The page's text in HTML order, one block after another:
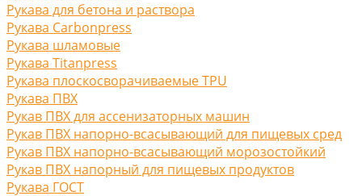
Рукава для бетона и раствора
Рукава Carbonpress
Рукава шламовые
Рукава Titanpress
Рукава плоскосворачиваемые TPU
Рукава ПВХ
Рукав ПВХ для ассенизаторных машин
Рукав ПВХ напорно-всасывающий для пищевых сред
Рукав ПВХ напорно-всасывающий морозостойкий
Рукав ПВХ напорный для пищевых продуктов
Рукава ГОСТ